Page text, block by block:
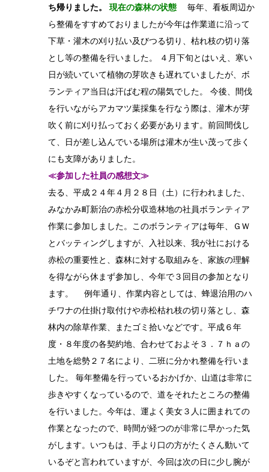
ち帰りました。
現在の森林の状態 毎年、看板周辺か
ら整備をすすめておりましたが今年は作業道に沿って
下草・灌木の刈り払い及びつる切り、枯れ枝の切り落
とし等の整備を行いました。 ４月下旬とはいえ、寒い
日が続いていて植物の芽吹きも遅れていましたが、ボ
ランティア当日は汗ばむ程の陽気でした。 今後、間伐
を行いながらアカマツ葉採集を行なう際は、灌木が芽
吹く前に刈り払っておく必要があります。前回間伐し
て、日が差し込んでいる場所は灌木が生い茂って歩く
にも支障がありました。
≪参加した社員の感想文≫
去る、平成２４年４月２８日（土）に行われました、
みなかみ町新治の赤松分収造林地の社員ボランティア
作業に参加しました。このボランティアは毎年、ＧＷ
とバッティングしますが、入社以来、我が社における
赤松の重要性と、森林に対する取組みを、家族の理解
を得ながら休まず参加し、今年で３回目の参加となり
ます。 例年通り、作業内容としては、蜂退治用のハ
チワナの仕掛け取付けや赤松枯れ枝の切り落とし、森
林内の除草作業、またゴミ拾いなどです。平成６年
度・８年度の各契約地、合わせておよそ３．７ｈａの
土地を総勢２７名により、二班に分かれ整備を行いま
した。 毎年整備を行っているおかげか、山道は非常に
歩きやすくなっているので、道をそれたところの整備
を行いました。今年は、運よく美女３人に囲まれての
作業となったので、時間が経つのが非常に早かった気
がします。いつもは、手より口の方がたくさん動いて
いるぞと言われていますが、今回は次の日に少し腕が